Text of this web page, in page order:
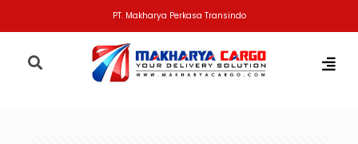
PT. Makharya Perkasa Transindo